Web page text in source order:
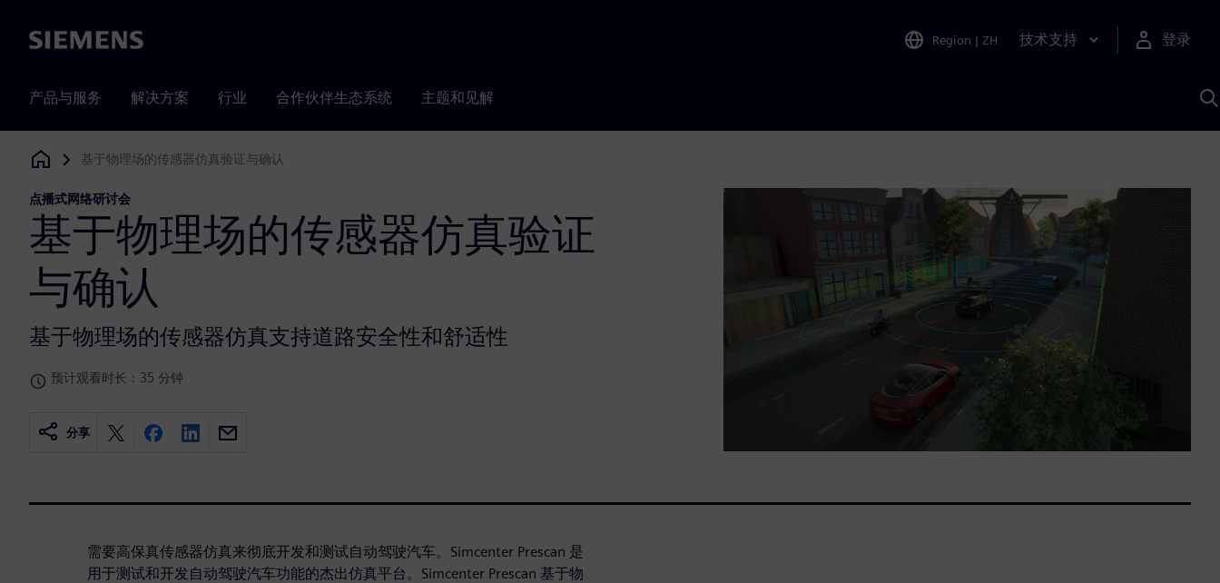
Siemens Region | ZH 技术支持 登录
产品与服务 解决方案 行业 合作伙伴生态系统 主题和见解
Siemens Digital Industries Software
基于物理场的传感器仿真验证与确认
点播式网络研讨会
基于物理场的传感器仿真验证
与确认
基于物理场的传感器仿真支持道路安全性和舒适性
预计观看时长：35 分钟
分享
需要高保真传感器仿真来彻底开发和测试自动驾驶汽车。Simcenter Prescan 是
用于测试和开发自动驾驶汽车功能的杰出仿真平台。Simcenter Prescan 基于物